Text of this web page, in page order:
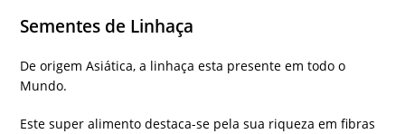
Sementes de Linhaça
De origem Asiática, a linhaça esta presente em todo o
Mundo.
Este super alimento destaca-se pela sua riqueza em fibras